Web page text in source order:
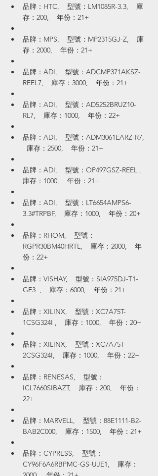
品牌：HTC,    型號：LM1085R-3.3,    庫
存：200,    年份：21+
品牌：MPS,    型號：MP2315GJ-Z,    庫
存：2000,    年份：21+
品牌：ADI,    型號：ADCMP371AKSZ-
REEL7,    庫存：3000,    年份：21+
品牌：ADI,    型號：AD5252BRUZ10-
RL7,    庫存：1000,    年份：22+
品牌：ADI,    型號：ADM3061EARZ-R7,
  庫存：2500,    年份：21+
品牌：ADI,    型號：OP497GSZ-REEL ,
庫存：1000,    年份：21+
品牌：ADI,    型號：LT6654AMPS6-
3.3#TRPBF,    庫存：1000,    年份：20+
品牌：RHOM,    型號：
RGPR30BM40HRTL,    庫存：2000,    年
份：22+
品牌：VISHAY,    型號：SIA975DJ-T1-
GE3  ,    庫存：6000,    年份：21+
品牌：XILINX,    型號：XC7A75T-
1CSG324I ,    庫存：1000,    年份：20+
品牌：XILINX,    型號：XC7A75T-
2CSG324I,    庫存：1000,    年份：22+
品牌：RENESAS,    型號：
ICL7660SIBAZT,    庫存：200,    年份：
22+
品牌：MARVELL,    型號：88E1111-B2-
BAB2C000,    庫存：1500,    年份：21+
品牌：CYPRESS,    型號：
CY96F6A6RBPMC-GS-UJE1,    庫存：